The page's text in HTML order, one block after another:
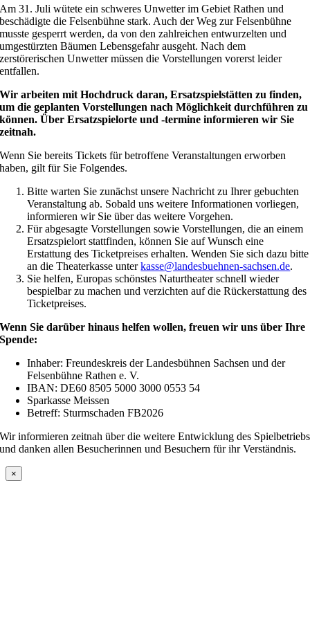
Am 31. Juli wütete ein schweres Unwetter im Gebiet Rathen und
beschädigte die Felsenbühne stark. Auch der Weg zur Felsenbühne
musste gesperrt werden, da von den zahlreichen entwurzelten und
umgestürzten Bäumen Lebensgefahr ausgeht. Nach dem
zerstörerischen Unwetter müssen die Vorstellungen vorerst leider
entfallen.
Wir arbeiten mit Hochdruck daran, Ersatzspielstätten zu finden,
um die geplanten Vorstellungen nach Möglichkeit durchführen zu
können. Über Ersatzspielorte und -termine informieren wir Sie
zeitnah.
Wenn Sie bereits Tickets für betroffene Veranstaltungen erworben
haben, gilt für Sie Folgendes.
Bitte warten Sie zunächst unsere Nachricht zu Ihrer gebuchten
Veranstaltung ab. Sobald uns weitere Informationen vorliegen,
informieren wir Sie über das weitere Vorgehen.
Für abgesagte Vorstellungen sowie Vorstellungen, die an einem
Ersatzspielort stattfinden, können Sie auf Wunsch eine
Erstattung des Ticketpreises erhalten. Wenden Sie sich dazu bitte
an die Theaterkasse unterkasse@landesbuehnen-sachsen.de.
Sie helfen, Europas schönstes Naturtheater schnell wieder
bespielbar zu machen und verzichten auf die Rückerstattung des
Ticketpreises.
Wenn Sie darüber hinaus helfen wollen, freuen wir uns über Ihre
Spende:
Inhaber: Freundeskreis der Landesbühnen Sachsen und der
Felsenbühne Rathen e. V.
IBAN: DE60 8505 5000 3000 0553 54
Sparkasse Meissen
Betreff: Sturmschaden FB2026
Wir informieren zeitnah über die weitere Entwicklung des Spielbetriebs
und danken allen Besucherinnen und Besuchern für ihr Verständnis.
×